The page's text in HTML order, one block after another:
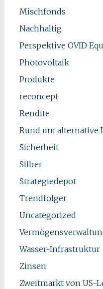
Mischfonds
Nachhaltig
Perspektive OVID
Photovoltaik
Produkte
reconcept
Rendite
Rund um alternative
Sicherheit
Silber
Strategiedepot
Trendfolger
Uncategorized
Wasser-Infrastruktur
Zinsen
Zweitmarkt von US-